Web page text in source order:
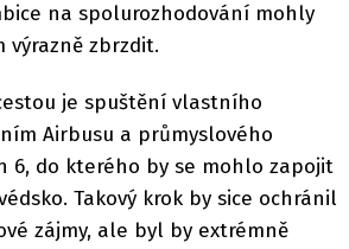
na spolurozhodování mohly
výrazně zbrzdit.
je spuštění vlastního
Airbusu a průmyslového
6, do kterého by se mohlo zapojit
Takový krok by sice ochránil
zájmy, ale byl by extrémně